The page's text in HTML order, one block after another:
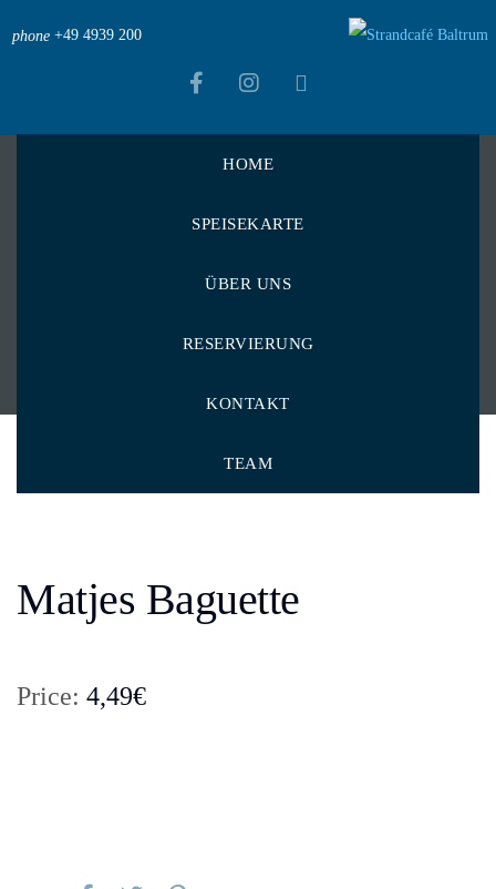
phone +49 4939 200
HOME
SPEISEKARTE
ÜBER UNS
RESERVIERUNG
KONTAKT
TEAM
> Menu Items
Matjes Baguette
Matjes Baguette
Price: 4,49€